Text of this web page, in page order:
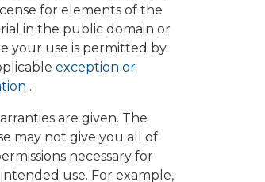
for elements of the
in the public domain or
your use is permitted by
exception or
.
are given. The
may not give you all of
necessary for
use. For example,